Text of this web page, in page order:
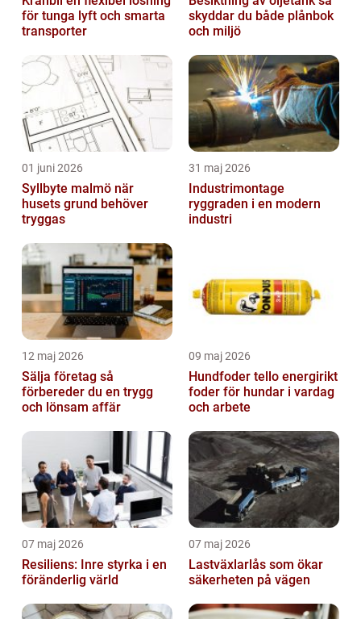
för tunga lyft och smarta
transporter
skyddar du både plånbok
och miljö
01 juni 2026
Syllbyte malmö när
husets grund behöver
tryggas
31 maj 2026
Industrimontage
ryggraden i en modern
industri
12 maj 2026
Sälja företag så
förbereder du en trygg
och lönsam affär
09 maj 2026
Hundfoder tello energirikt
foder för hundar i vardag
och arbete
07 maj 2026
Resiliens: Inre styrka i en
föränderlig värld
07 maj 2026
Lastväxlarlås som ökar
säkerheten på vägen